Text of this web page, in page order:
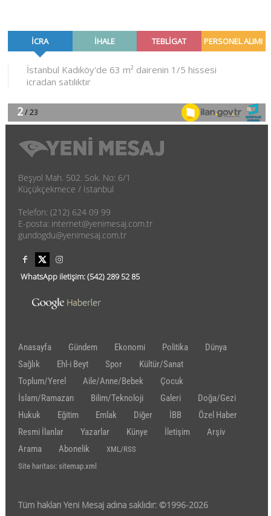
Beşyol Mah. 502. Sok. No: 6/1
Küçükçekmece / İstanbul
Telefon: (212) 624 09 99
E-posta: internet@yenimesaj.com.tr
gundogdu@yenimesaj.com.tr
WhatsApp iletişim:(542)289 52 85
Anasayfa Gündem Ekonomi Politika
Dünya
Sağlık
Ehl-i Beyt Spor
Kültür/Sanat
Toplum/Yerel
Aile/Anne/Bebek
Çocuk
İslam/Ramazan
Bilim/Teknoloji Galeri
Doğa/Gezi
Hukuk
Eğitim Emlak Diğer İBB
Özel Haber
Resmi İlanlar
Yazarlar Künye İletişim
Arşiv
Arama
Abonelik
XML/RSS
Site haritası: sitemap.xml
Tüm hakları Yeni Mesaj adına saklıdır: ©1996-2026